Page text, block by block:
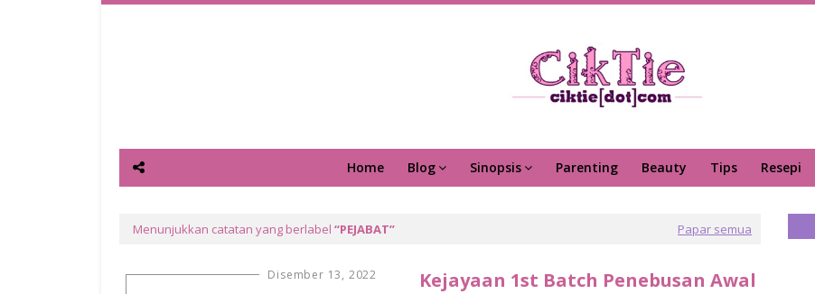
Home Blog Sinopsis Parenting Beauty Tips Resepi
Menunjukkan catatan yang berlabel PEJABAT Papar semua
Disember 13, 2022
Kejayaan 1st Batch Penebusan Awal